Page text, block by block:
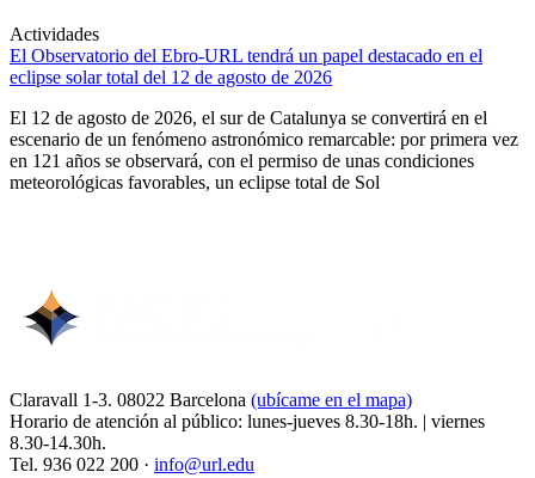
Actividades
El Observatorio del Ebro-URL tendrá un papel destacado en el
eclipse solar total del 12 de agosto de 2026
El 12 de agosto de 2026, el sur de Catalunya se convertirá en el
escenario de un fenómeno astronómico remarcable: por primera vez
en 121 años se observará, con el permiso de unas condiciones
meteorológicas favorables, un eclipse total de Sol
Claravall 1-3. 08022 Barcelona (ubícame en el mapa)
Horario de atención al público: lunes-jueves 8.30-18h. | viernes
8.30-14.30h.
Tel. 936 022 200 · info@url.edu